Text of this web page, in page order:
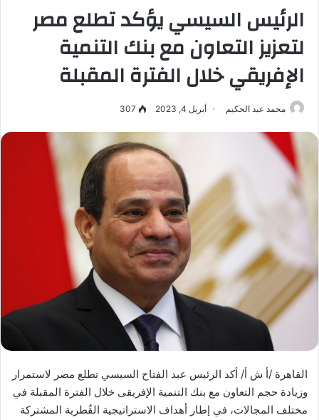
الرئيس السيسي يؤكد تطلع مصر
لتعزيز التعاون مع بنك التنمية
الإفريقي خلال الفترة المقبلة
محمد عبد الحكيم أبريل 4, 2023 307
القاهرة /أ ش أ/ أكد الرئيس عبد الفتاح السيسي تطلع مصر لاستمرار
وزيادة حجم التعاون مع بنك التنمية الإفريقى خلال الفترة المقبلة في
مختلف المجالات، في إطار أهداف الاستراتيجية القُطرية المشتركة